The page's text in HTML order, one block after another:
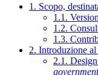
1. Scopo,
1.1.
1.2.
1.3.
2. Introduzione
2.1.
government